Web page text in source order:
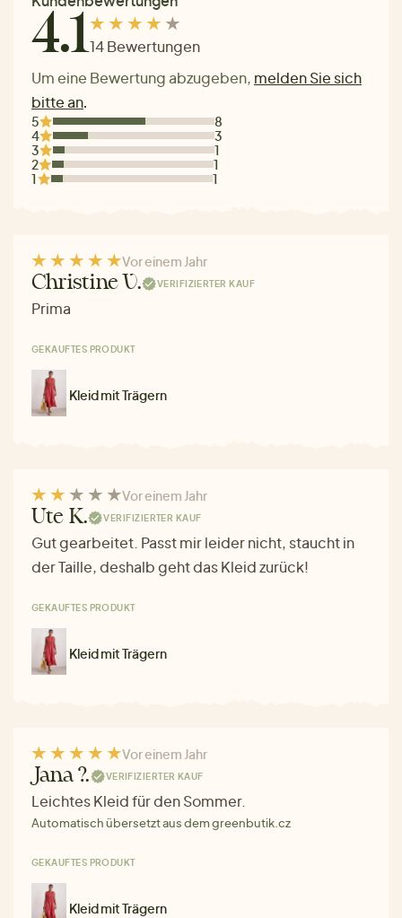
4.114 Bewertungen
Um eine Bewertung abzugeben, melden Sie sich
bitte an.
5
8
4
3
3
1
2
1
1
1
Vor einem Jahr
Christine V. VERIFIZIERTER KAUF
Prima
GEKAUFTES PRODUKT
Kleid mit Trägern
Vor einem Jahr
Ute K. VERIFIZIERTER KAUF
Gut gearbeitet. Passt mir leider nicht, staucht in
der Taille, deshalb geht das Kleid zurück!
GEKAUFTES PRODUKT
Kleid mit Trägern
Vor einem Jahr
Jana ?. VERIFIZIERTER KAUF
Leichtes Kleid für den Sommer.
Automatisch übersetzt aus dem greenbutik.cz
GEKAUFTES PRODUKT
Kleid mit Trägern